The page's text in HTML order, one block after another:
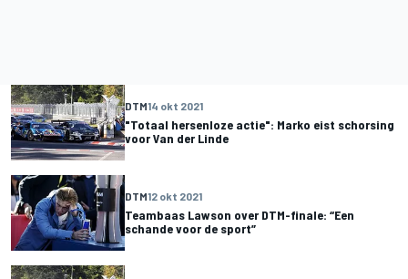
DTM14 okt 2021
"Totaal hersenloze actie": Marko eist schorsing
voor Van der Linde
DTM12 okt 2021
Teambaas Lawson over DTM-finale: “Een
schande voor de sport”